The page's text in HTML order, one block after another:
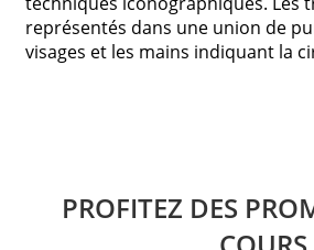
représentés dans une union de
visages et les mains indiquant la
PROFITEZ DES